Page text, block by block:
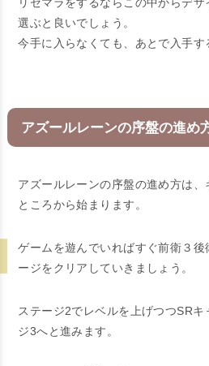
選ぶと良いでしょう。
今手に入らなくても、あとで入手す
アズールレーンの序盤の進め
アズールレーンの序盤の進め方は
ところから始まります。
ゲームを遊んでいればすぐ前衛３
ージをクリアしていきましょう。
ステージ2でレベルを上げつつSR
ジ3へと進みます。